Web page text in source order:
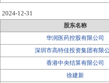
2024-12-31
股东名称
华润医药控股有限公司
深圳市高特佳投资集团有限
香港中央结算有限公司
徐建新